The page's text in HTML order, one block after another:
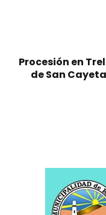
Procesión en
de San